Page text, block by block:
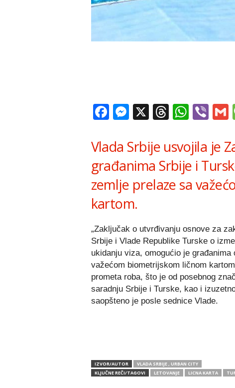
Facebook
Messenger
X Threads
Vlada Srbije usvojila je
građanima Srbije i
zemlje prelaze sa
kartom.
„Zaključak o utvrđivanju osnove za
Srbije i Vlade Republike Turske o
ukidanju viza, omogućio je
važećom biometrijskom ličnom
prometa roba, što je od posebnog
saradnju Srbije i Turske, kao i
saopšteno je posle sednice Vlade.
IZVOR/AUTOR
VLADA SRBIJE , URBAN CITY
KLJUČNE REČI/TAGOVI
LETOVANJE LICNA KARTA